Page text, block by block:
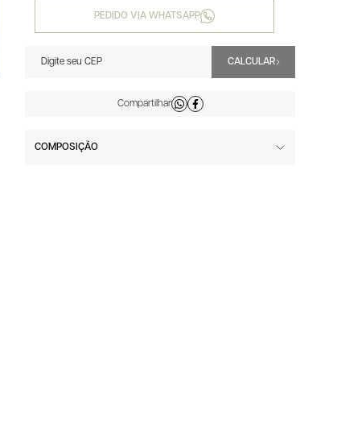
PEDIDO VIA WHATSAPP
COMPOSIÇÃO